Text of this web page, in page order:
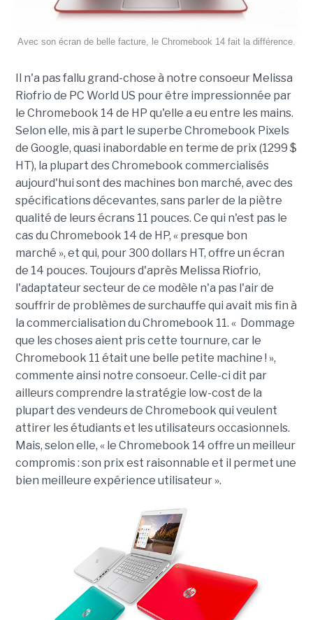
Avec son écran de belle facture, le Chromebook 14 fait la différence.
Il n'a pas fallu grand-chose à notre consoeur Melissa
Riofrio de PC World US pour être impressionnée par
le Chromebook 14 de HP qu'elle a eu entre les mains.
Selon elle, mis à part le superbe Chromebook Pixels
de Google, quasi inabordable en terme de prix (1299 $
HT), la plupart des Chromebook commercialisés
aujourd'hui sont des machines bon marché, avec des
spécifications décevantes, sans parler de la piètre
qualité de leurs écrans 11 pouces. Ce qui n'est pas le
cas du Chromebook 14 de HP, « presque bon
marché », et qui, pour 300 dollars HT, offre un écran
de 14 pouces. Toujours d'après Melissa Riofrio,
l'adaptateur secteur de ce modèle n'a pas l'air de
souffrir de problèmes de surchauffe qui avait mis fin à
la commercialisation du Chromebook 11. « Dommage
que les choses aient pris cette tournure, car le
Chromebook 11 était une belle petite machine ! »,
commente ainsi notre consoeur. Celle-ci dit par
ailleurs comprendre la stratégie low-cost de la
plupart des vendeurs de Chromebook qui veulent
attirer les étudiants et les utilisateurs occasionnels.
Mais, selon elle, « le Chromebook 14 offre un meilleur
compromis : son prix est raisonnable et il permet une
bien meilleure expérience utilisateur ».